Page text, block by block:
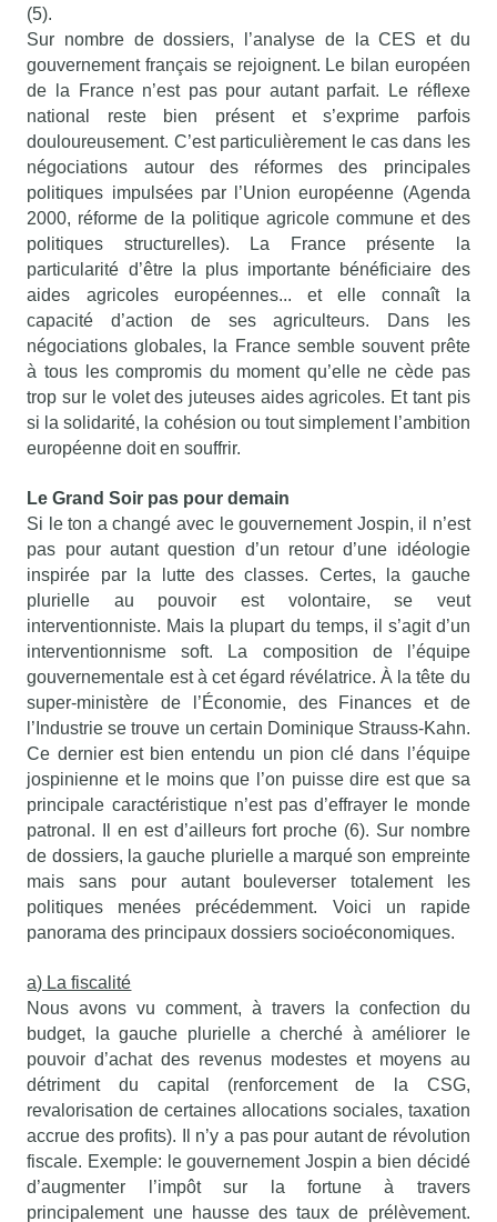
(5).
Sur nombre de dossiers, l’analyse de la CES et du
gouvernement français se rejoignent. Le bilan européen
de la France n’est pas pour autant parfait. Le réflexe
national reste bien présent et s’exprime parfois
douloureusement. C’est particulièrement le cas dans les
négociations autour des réformes des principales
politiques impulsées par l’Union européenne (Agenda
2000, réforme de la politique agricole commune et des
politiques structurelles). La France présente la
particularité d’être la plus importante bénéficiaire des
aides agricoles européennes... et elle connaît la
capacité d’action de ses agriculteurs. Dans les
négociations globales, la France semble souvent prête
à tous les compromis du moment qu’elle ne cède pas
trop sur le volet des juteuses aides agricoles. Et tant pis
si la solidarité, la cohésion ou tout simplement l’ambition
européenne doit en souffrir.
Le Grand Soir pas pour demain
Si le ton a changé avec le gouvernement Jospin, il n’est
pas pour autant question d’un retour d’une idéologie
inspirée par la lutte des classes. Certes, la gauche
plurielle au pouvoir est volontaire, se veut
interventionniste. Mais la plupart du temps, il s’agit d’un
interventionnisme soft. La composition de l’équipe
gouvernementale est à cet égard révélatrice. À la tête du
super-ministère de l’Économie, des Finances et de
l’Industrie se trouve un certain Dominique Strauss-Kahn.
Ce dernier est bien entendu un pion clé dans l’équipe
jospinienne et le moins que l’on puisse dire est que sa
principale caractéristique n’est pas d’effrayer le monde
patronal. Il en est d’ailleurs fort proche (6). Sur nombre
de dossiers, la gauche plurielle a marqué son empreinte
mais sans pour autant bouleverser totalement les
politiques menées précédemment. Voici un rapide
panorama des principaux dossiers socioéconomiques.
a) La fiscalité
Nous avons vu comment, à travers la confection du
budget, la gauche plurielle a cherché à améliorer le
pouvoir d’achat des revenus modestes et moyens au
détriment du capital (renforcement de la CSG,
revalorisation de certaines allocations sociales, taxation
accrue des profits). Il n’y a pas pour autant de révolution
fiscale. Exemple: le gouvernement Jospin a bien décidé
d’augmenter l’impôt sur la fortune à travers
principalement une hausse des taux de prélèvement.